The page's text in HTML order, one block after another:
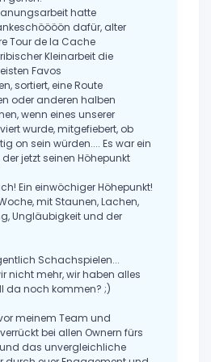
hatte
dafür, alter
Tour de la Cache
Kleinarbeit die
Favos
sortiert, eine Route
oder anderen halben
wenn eines unserer
wurde, mitgefiebert, ob
on sein würden.... Es war ein
jetzt seinen Höhepunkt
Ein einwöchiger Höhepunkt!
mit Staunen, Lachen,
Ungläubigkeit und der
Schachspielen...
nicht mehr, wir haben alles
da noch kommen? ;)
meinem Team und
bei allen Ownern fürs
das unvergleichliche